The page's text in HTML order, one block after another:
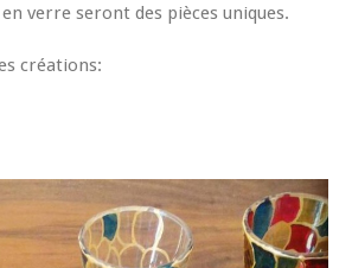
verre seront des pièces uniques.
créations: